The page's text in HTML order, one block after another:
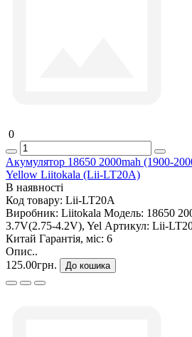
0
Акумулятор 18650 2000mah (1900-
Yellow Liitokala (Lii-LT20A)
В наявності
Код товару: Lii-LT20A
Виробник: Liitokala Модель: 18650
3.7V(2.75-4.2V), Yel Артикул: Lii-
Китай Гарантія, міс: 6
Опис..
125.00грн.
До кошика